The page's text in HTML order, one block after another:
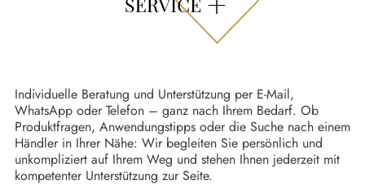
Individuelle Beratung und Unterstützung per E-Mail,
WhatsApp oder Telefon – ganz nach Ihrem Bedarf. Ob
Produktfragen, Anwendungstipps oder die Suche nach einem
Händler in Ihrer Nähe: Wir begleiten Sie persönlich und
unkompliziert auf Ihrem Weg und stehen Ihnen jederzeit mit
kompetenter Unterstützung zur Seite.